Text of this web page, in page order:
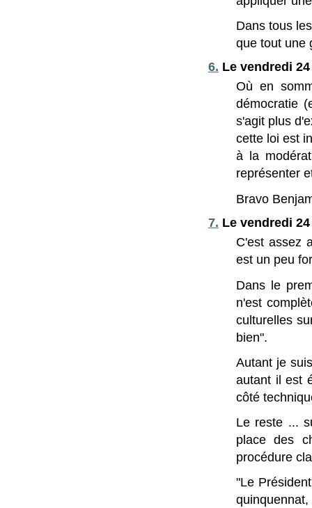
Dans tous
que tout une
6. Le vendredi
Où en
démocratie
s'agit plus
cette loi est
à la
représenter
Bravo
7. Le vendredi
C'est assez
est un peu
Dans le
n'est
culturelles
bien".
Autant je
autant il est
côté
Le reste ...
place des
procédure
"Le